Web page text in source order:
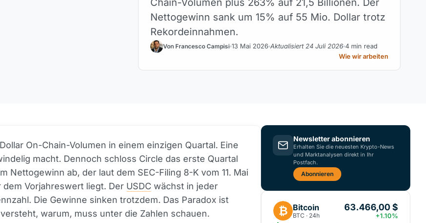
Nettogewinn sank um 15% auf 55 Mio. Dollar trotz
Rekordeinnahmen.
Von Francesco Campisi 13 Mai 2026 Aktualisiert 24 Juli 2026 4 min read
Wie wir arbeiten
On-Chain-Volumen in einem einzigen Quartal. Eine
macht. Dennoch schloss Circle das erste Quartal
Nettogewinn ab, der laut dem SEC-Filing 8-K vom 11. Mai
dem Vorjahreswert liegt. Der USDC wächst in jeder
Die Gewinne sinken trotzdem. Das Paradox ist
warum, muss unter die Zahlen schauen.
Newsletter abonnieren
Erhalten Sie die neuesten Krypto-News
und Marktanalysen direkt in Ihr
Postfach.
Abonnieren
₿ Bitcoin
BTC · 24h
63.466,00 $
+1.10%